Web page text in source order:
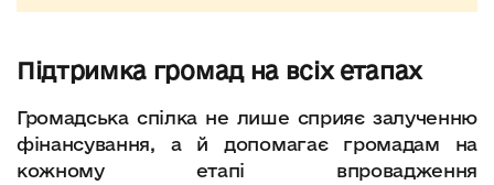
Підтримка громад на всіх етапах
Громадська спілка не лише сприяє залученню
фінансування, а й допомагає громадам на
кожному етапі впровадження